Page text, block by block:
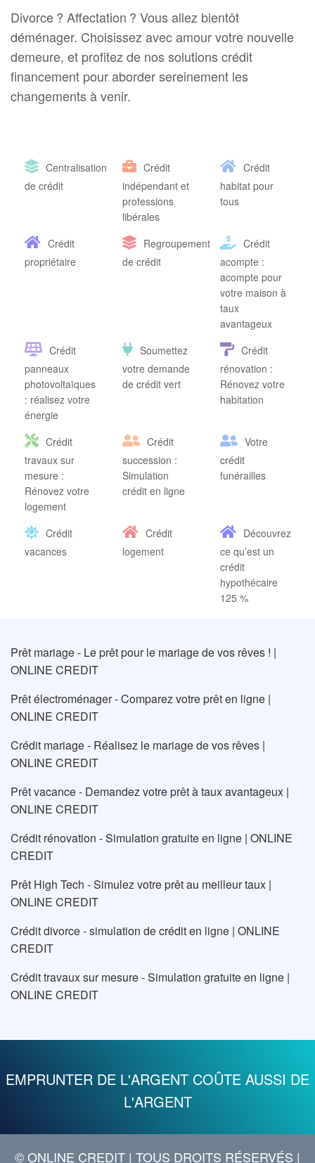
Divorce ? Affectation ? Vous allez bientôt
déménager. Choisissez avec amour votre nouvelle
demeure, et profitez de nos solutions crédit
financement pour aborder sereinement les
changements à venir.
Centralisation
de crédit
Crédit
indépendant et
professions
libérales
Crédit
habitat pour
tous
Crédit
propriétaire
Regroupement
de crédit
Crédit
acompte :
acompte pour
votre maison à
taux
avantageux
Crédit
panneaux
photovoltaïques
: réalisez votre
énergie
Soumettez
votre demande
de crédit vert
Crédit
rénovation :
Rénovez votre
habitation
Crédit
travaux sur
mesure :
Rénovez votre
logement
Crédit
succession :
Simulation
crédit en ligne
Votre
crédit
funérailles
Crédit
vacances
Crédit
logement
Découvrez
ce qu’est un
crédit
hypothécaire
125 %
Prêt mariage - Le prêt pour le mariage de vos rêves ! |
ONLINE CREDIT
Prêt électroménager - Comparez votre prêt en ligne |
ONLINE CREDIT
Crédit mariage - Réalisez le mariage de vos rêves |
ONLINE CREDIT
Prêt vacance - Demandez votre prêt à taux avantageux |
ONLINE CREDIT
Crédit rénovation - Simulation gratuite en ligne | ONLINE
CREDIT
Prêt High Tech - Simulez votre prêt au meilleur taux |
ONLINE CREDIT
Crédit divorce - simulation de crédit en ligne | ONLINE
CREDIT
Crédit travaux sur mesure - Simulation gratuite en ligne |
ONLINE CREDIT
EMPRUNTER DE L'ARGENT COÛTE AUSSI DE
L'ARGENT
© ONLINE CREDIT | TOUS DROITS RÉSERVÉS |